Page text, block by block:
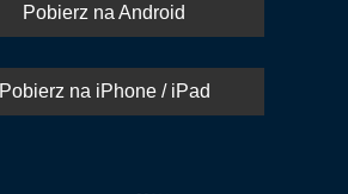
Pobierz na Android
Pobierz na iPhone / iPad